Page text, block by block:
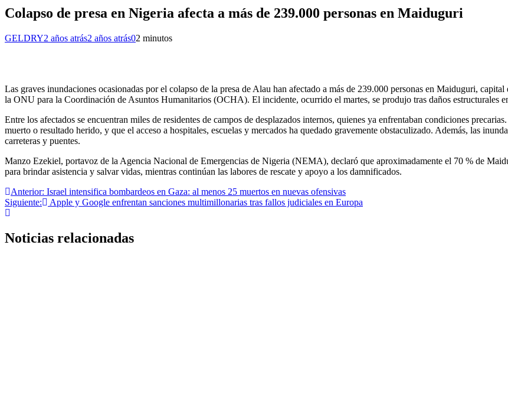
Colapso de presa en Nigeria afecta a más de 239.000 personas en Maiduguri
GELDRY2 años atrás2 años atrás02 minutos
Las graves inundaciones ocasionadas por el colapso de la presa de Alau han afectado a más de 239.000 personas en Maiduguri,
la ONU para la Coordinación de Asuntos Humanitarios (OCHA). El incidente, ocurrido el martes, se produjo tras daños estructurales
Entre los afectados se encuentran miles de residentes de campos de desplazados internos, quienes ya enfrentaban condiciones
muerto o resultado herido, y que el acceso a hospitales, escuelas y mercados ha quedado gravemente obstaculizado. Además, las
carreteras y puentes.
Manzo Ezekiel, portavoz de la Agencia Nacional de Emergencias de Nigeria (NEMA), declaró que aproximadamente el 70 % de
para brindar asistencia y salvar vidas, mientras continúan las labores de rescate y apoyo a los damnificados.
Navegación
de
Anterior: Israel intensifica bombardeos en Gaza: al menos 25 muertos en nuevas ofensivas
Siguiente:
Apple y Google enfrentan sanciones multimillonarias tras fallos judiciales en Europa
Noticias relacionadas